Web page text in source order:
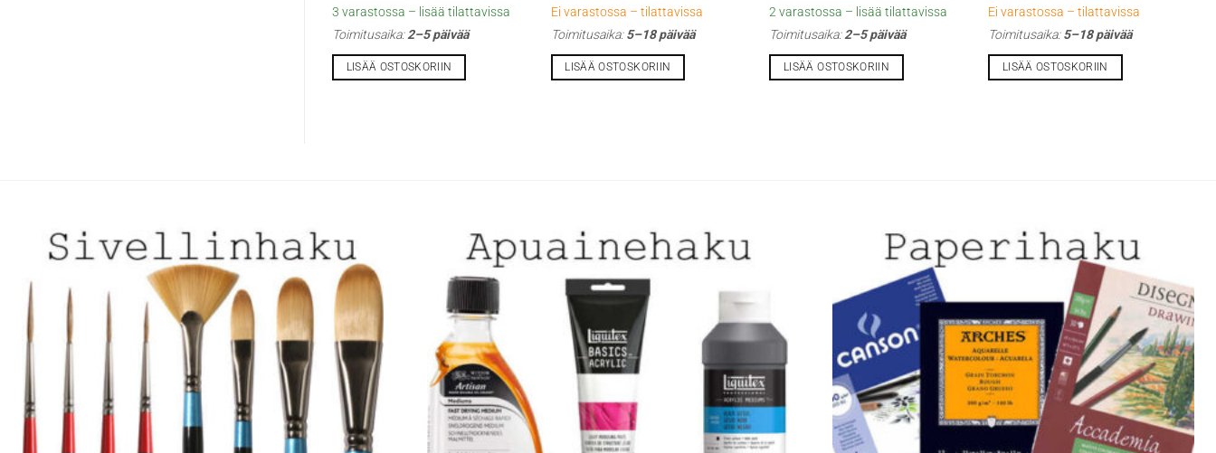
3 varastossa – lisää tilattavissa
Toimitusaika:2–5 päivää
LISÄÄ OSTOSKORIIN
Ei varastossa – tilattavissa
Toimitusaika:5–18 päivää
LISÄÄ OSTOSKORIIN
2 varastossa – lisää tilattavissa
Toimitusaika:2–5 päivää
LISÄÄ OSTOSKORIIN
Ei varastossa – tilattavissa
Toimitusaika:5–18 päivää
LISÄÄ OSTOSKORIIN